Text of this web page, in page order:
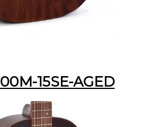
15SE-AGED